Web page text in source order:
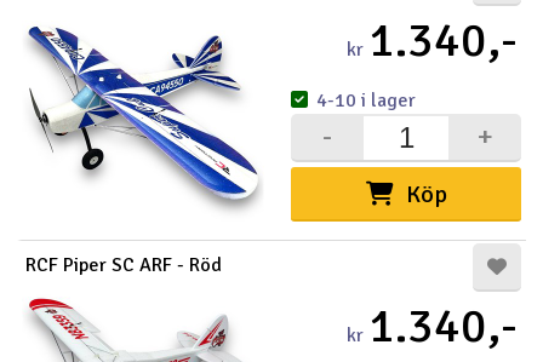
kr 1.340,-
Köp
+
-
4-10 i lager
RCF Piper SC ARF - Röd
kr 1.340,-